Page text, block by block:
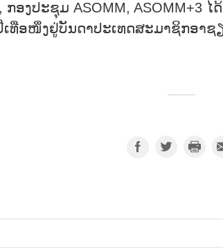
ປະຊຸມ ASOMM, ASOMM+3 ໄ
ທື່ອໜຶ່ງຢູ່ບັນດາປະເທດສະມາຊິກອາຊ